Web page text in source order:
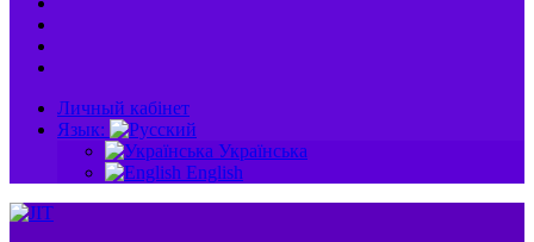
Личный кабінет
Язык:
Українська
English